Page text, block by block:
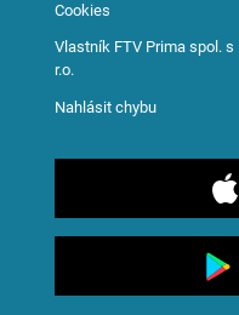
Cookies
Vlastník FTV Prima spol. s
r.o.
Nahlásit chybu